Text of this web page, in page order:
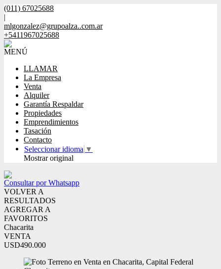
(011) 67025688
|
mlgonzalez@grupoalza..com.ar
+5411967025688
MENÚ
LLAMAR
La Empresa
Venta
Alquiler
Garantía Respaldar
Propiedades
Emprendimientos
Tasación
Contacto
Seleccionar idioma ▼
Mostrar original
Consultar por Whatsapp
VOLVER A
RESULTADOS
AGREGAR A
FAVORITOS
Chacarita
VENTA
USD490.000